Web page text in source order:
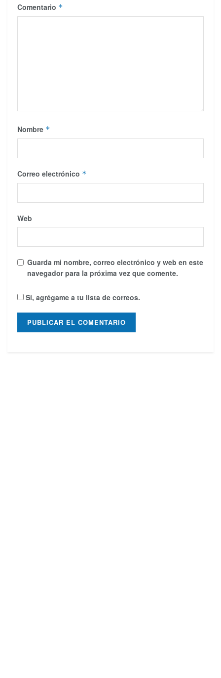
Comentario *
Nombre *
Correo electrónico *
Web
Guarda mi nombre, correo electrónico y web en este
navegador para la próxima vez que comente.
Sí, agrégame a tu lista de correos.